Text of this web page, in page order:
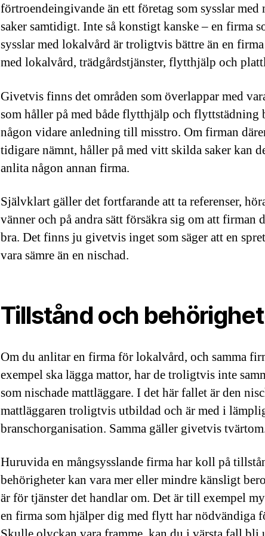
förtroendeingivande än ett företag som sysslar med
saker samtidigt. Inte så konstigt kanske – en firma
sysslar med lokalvård är troligtvis bättre än en
med lokalvård, trädgårdstjänster, flytthjälp och
Givetvis finns det områden som överlappar med
som håller på med både flytthjälp och flyttstädning
någon vidare anledning till misstro. Om firman
tidigare nämnt, håller på med vitt skilda saker kan
anlita någon annan firma.
Självklart gäller det fortfarande att ta referenser,
vänner och på andra sätt försäkra sig om att firman
bra. Det finns ju givetvis inget som säger att en
vara sämre än en nischad.
Tillstånd och
Om du anlitar en firma för lokalvård, och samma
exempel ska lägga mattor, har de troligtvis inte
som nischade mattläggare. I det här fallet är den
mattläggaren troligtvis utbildad och är med i
branschorganisation. Samma gäller givetvis
Huruvida en mångsysslande firma har koll på
behörigheter kan vara mer eller mindre känsligt
är för tjänster det handlar om. Det är till exempel
en firma som hjälper dig med flytt har nödvändiga